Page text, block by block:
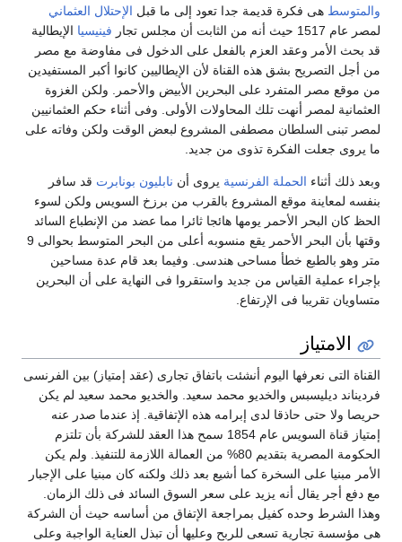
هى فكرة قديمة جدا تعود إلى ما قبل الإحتلال العثماني
عام 1517 حيث أنه من الثابت أن مجلس تجار
فينيسياالإيطالية
بحث الأمر وعقد العزم بالفعل على الدخول فى مفاوضة مع مصر
أجل التصريح بشق هذه القناة لأن الإيطاليين كانوا أكبر المستفيدين
موقع مصر المتفرد على البحرين الأبيض والأحمر. ولكن الغزوة
لمصر أنهت تلك المحاولات الأولى. وفى أثناء حكم العثمانيين
تبنى السلطان مصطفى المشروع لبعض الوقت ولكن وفاته على
يروى جعلت الفكرة تذوى من جديد.
ذلك أثناء الحملة الفرنسيةيروى أننابليون بونابرتقد سافر
لمعاينة موقع المشروع بالقرب من برزخ السويس ولكن لسوء
كان البحر الأحمر يومها هائجا ثائرا مما عضد من الإنطباع السائد
وقتها بأن البحر الأحمر يقع منسوبه أعلى من البحر المتوسط بحوالى 9
وهو بالطبع خطأ مساحى هندسى. وفيما بعد قام عدة مساحين
عملية القياس من جديد واستقروا فى النهاية على أن البحرين
تقريبا فى الإرتفاع.
الامتياز
التى نعرفها اليوم أنشئت باتفاق تجارى (عقد إمتياز) بين الفرنسى
ديليسبس والخديو محمد سعيد. والخديو محمد سعيد لم يكن
ولا حتى حاذقا لدى إبرامه هذه الإتفاقية. إذ عندما صدر عنه
إمتياز قناة السويس عام 1854 سمح هذا العقد للشركة بأن تلتزم
الحكومة المصرية بتقديم 80% من العمالة اللازمة للتنفيذ. ولم يكن
مبنيا على السخرة كما أشيع بعد ذلك ولكنه كان مبنيا على الإجبار
دفع أجر يقال أنه يزيد على سعر السوق السائد فى ذلك الزمان.
الشرط وحده كفيل بمراجعة الإتفاق من أساسه حيث أن الشركة
مؤسسة تجارية تسعى للربح وعليها أن تبذل العناية الواجبة وعلى